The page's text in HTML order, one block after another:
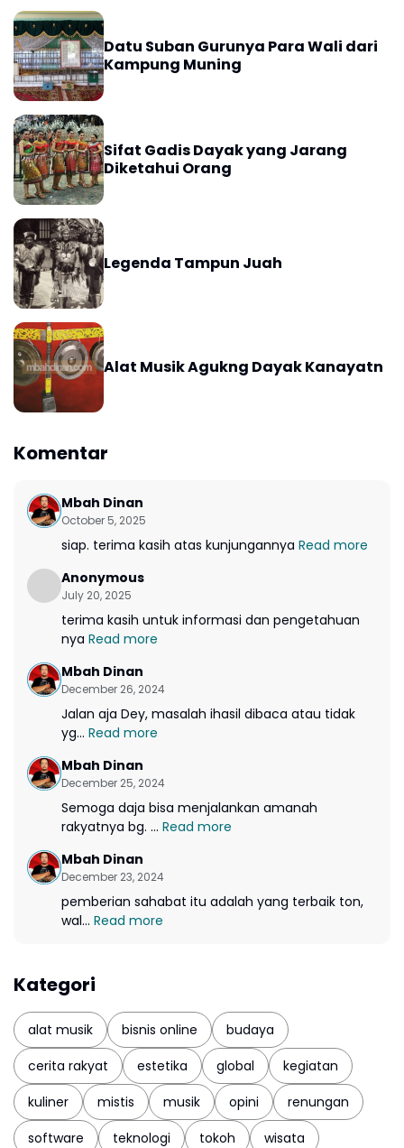
Datu Suban Gurunya Para Wali dari
Kampung Muning
Sifat Gadis Dayak yang Jarang
Diketahui Orang
Legenda Tampun Juah
Alat Musik Agukng Dayak Kanayatn
Komentar
Mbah Dinan
October 5, 2025
siap. terima kasih atas kunjungannya Read more
Anonymous
July 20, 2025
terima kasih untuk informasi dan pengetahuan
nya Read more
Mbah Dinan
December 26, 2024
Jalan aja Dey, masalah ihasil dibaca atau tidak
yg... Read more
Mbah Dinan
December 25, 2024
Semoga daja bisa menjalankan amanah
rakyatnya bg. ... Read more
Mbah Dinan
December 23, 2024
pemberian sahabat itu adalah yang terbaik ton,
wal... Read more
Kategori
alat musik bisnis online
budaya
cerita rakyat
estetika global
kegiatan
kuliner
mistis musik opini
renungan
software
teknologi tokoh wisata